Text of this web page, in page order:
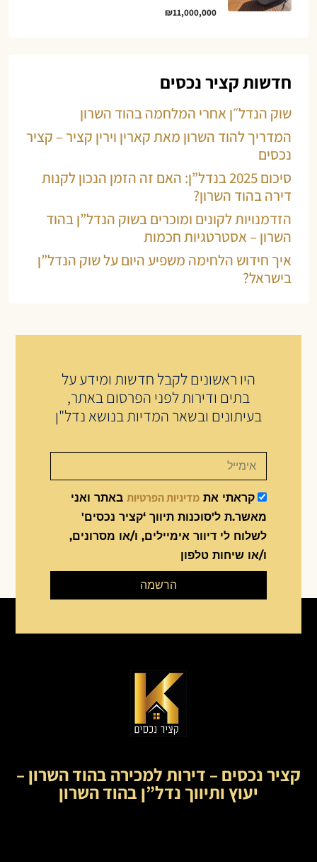
₪11,000,000
חדשות קציר נכסים
שוק הנדל״ן אחרי המלחמה בהוד השרון
המדריך להוד השרון מאת קארין וירין קציר – קציר
נכסים
סיכום 2025 בנדל”ן: האם זה הזמן הנכון לקנות
דירה בהוד השרון?
הזדמנויות לקונים ומוכרים בשוק הנדל”ן בהוד
השרון – אסטרטגיות חכמות
איך חידוש הלחימה משפיע היום על שוק הנדל”ן
בישראל?
היו ראשונים לקבל חדשות ומידע על
בתים ודירות לפני הפרסום באתר,
בעיתונים ובשאר המדיות בנושא נדל"ן
קראתי את מדיניות הפרטיותבאתר ואני
מאשר.ת ל'סוכנות תיווך ‘קציר נכסים'
לשלוח לי דיוור אימיילים, ו/או מסרונים,
ו/או שיחות טלפון
הרשמה
קציר נכסים – דירות למכירה בהוד השרון –
יעוץ ותיווך נדל”ן בהוד השרון